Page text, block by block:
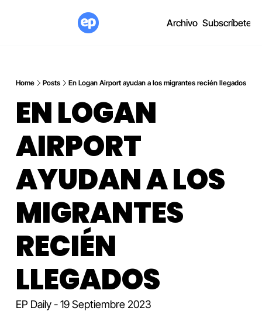
Archivo Subscríbete
Home Posts En Logan Airport ayudan a los migrantes recién llegados
EN LOGAN
AIRPORT
AYUDAN A LOS
MIGRANTES
RECIÉN
LLEGADOS
EP Daily - 19 Septiembre 2023